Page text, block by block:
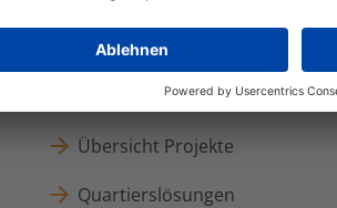
Nachhaltigkeitsziele
Unsere Klimaschutz-Roadmap
Übersicht Projekte
Quartierslösungen